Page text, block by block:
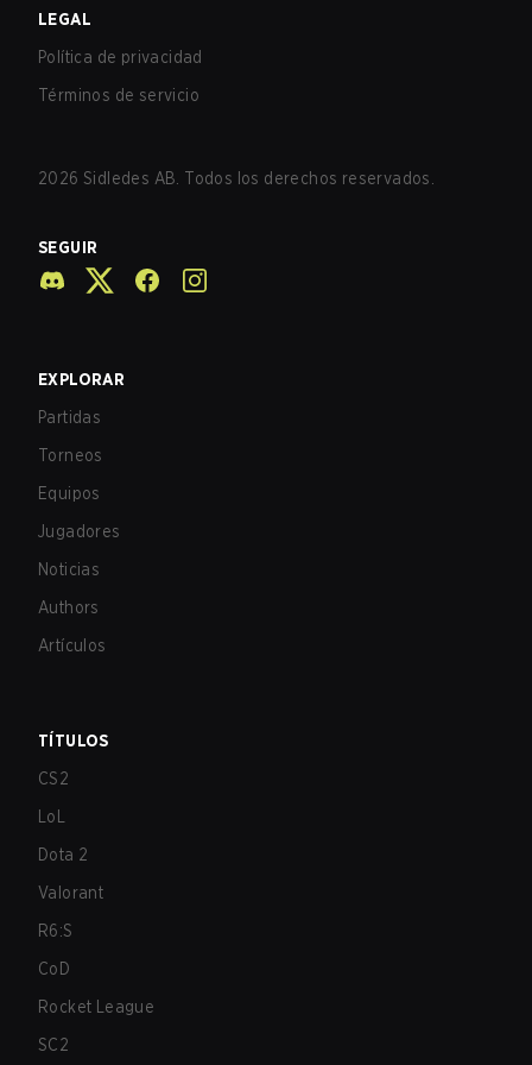
LEGAL
Política de privacidad
Términos de servicio
2026 Sidledes AB. Todos los derechos reservados.
SEGUIR
EXPLORAR
Partidas
Torneos
Equipos
Jugadores
Noticias
Authors
Artículos
TÍTULOS
CS2
LoL
Dota 2
Valorant
R6:S
CoD
Rocket League
SC2